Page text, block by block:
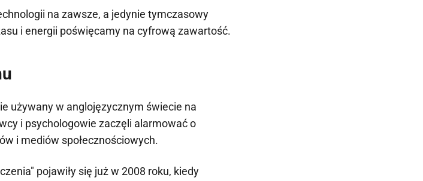
na zawsze, a jedynie tymczasowy
i energii poświęcamy na cyfrową zawartość.
używany w anglojęzycznym świecie na
i psychologowie zaczęli alarmować o
i mediów społecznościowych.
pojawiły się już w 2008 roku, kiedy